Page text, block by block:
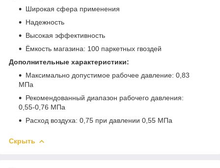
Широкая сфера применения
Надежность
Высокая эффективность
Ёмкость магазина: 100 паркетных гвоздей
Дополнительные характеристики:
Максимально допустимое рабочее давление: 0,83
МПа
Рекомендованный диапазон рабочего давления:
0,55-0,76 МПа
Расход воздуха: 0,75 при давлении 0,55 МПа
Скрыть